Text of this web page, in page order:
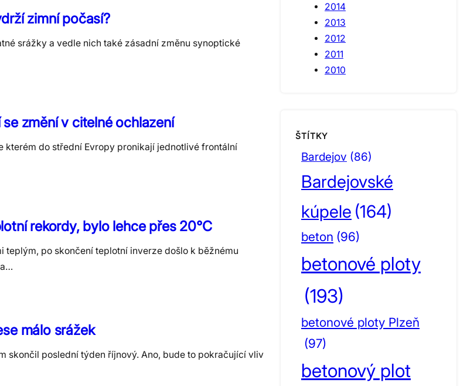
zimní počasí?
srážky a vedle nich také zásadní změnu synoptické
změní v citelné ochlazení
do střední Evropy pronikají jednotlivé frontální
rekordy, bylo lehce přes 20°C
teplým, po skončení teplotní inverze došlo k běžnému
málo srážek
skončil poslední týden říjnový. Ano, bude to pokračující vliv
2014
2013
2012
2011
2010
ŠTÍTKY
Bardejov (86)
Bardejovské
kúpele (164)
beton (96)
betonové ploty
(193)
betonové ploty Plzeň
(97)
betonový plot